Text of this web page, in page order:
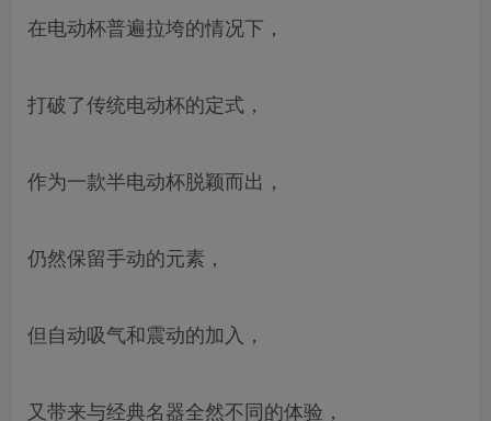
在电动杯普遍拉垮的情况下，
打破了传统电动杯的定式，
作为一款半电动杯脱颖而出，
仍然保留手动的元素，
但自动吸气和震动的加入，
又带来与经典名器全然不同的体验，